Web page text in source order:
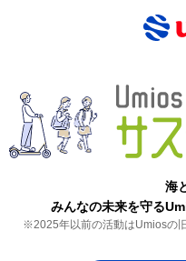
海
みんなの未来を守る
※2025年以前の活動はUmiosの